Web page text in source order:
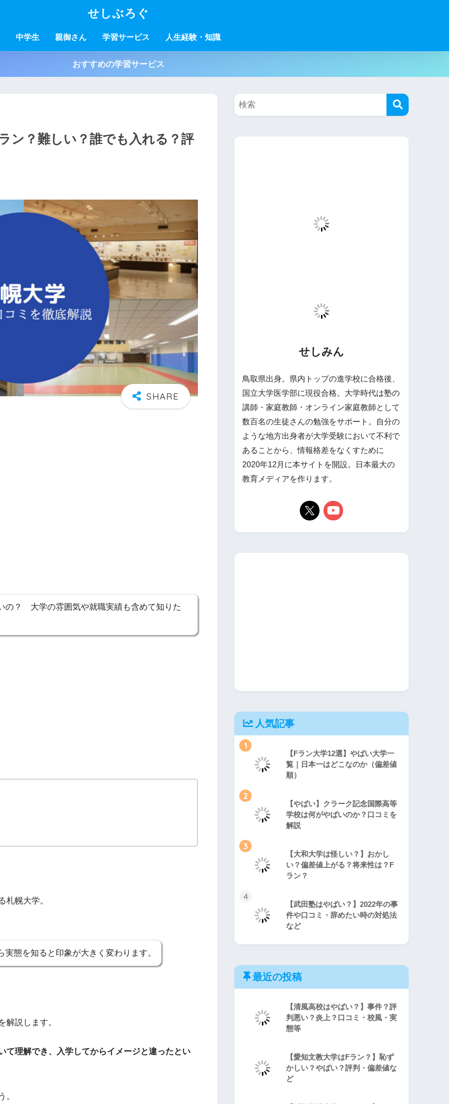
せしぶろぐ
中学生 親御さん 学習サービス 人生経験・知識
おすすめの学習サービス
ン？難しい？誰でも入れる？評
の？ 大学の雰囲気や就職実績も含めて知りた
札幌大学。
実態を知ると印象が大きく変わります。
解説します。
て理解でき、入学してからイメージと違ったとい
。
せしみん
鳥取県出身。県内トップの進学校に合格後、
国立大学医学部に現役合格。大学時代は塾の
講師・家庭教師・オンライン家庭教師として
数百名の生徒さんの勉強をサポート。自分の
ような地方出身者が大学受験において不利で
あることから、情報格差をなくすために
2020年12月に本サイトを開設。日本最大の
教育メディアを作ります。
人気記事
1
【Fラン大学12選】やばい大学一
覧｜日本一はどこなのか（偏差値
順）
2
【やばい】クラーク記念国際高等
学校は何がやばいのか？口コミを
解説
3
【大和大学は怪しい？】おかし
い？偏差値上がる？将来性は？F
ラン？
4
【武田塾はやばい？】2022年の事
件や口コミ・辞めたい時の対処法
など
最近の投稿
【清風高校はやばい？】事件？評
判悪い？炎上？口コミ・校風・実
態等
【愛知文教大学はFラン？】恥ず
かしい？やばい？評判・偏差値な
ど